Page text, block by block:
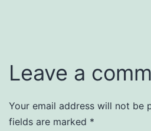
Leave a
Your email address will not be
fields are marked *